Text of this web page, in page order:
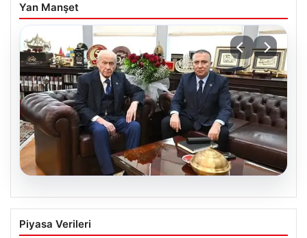
Yan Manşet
06.08.2026
‘Çerçeve Yasa’ya imza atmayan tek
MHP’li vekilden çarpıcı paylaşım
Piyasa Verileri